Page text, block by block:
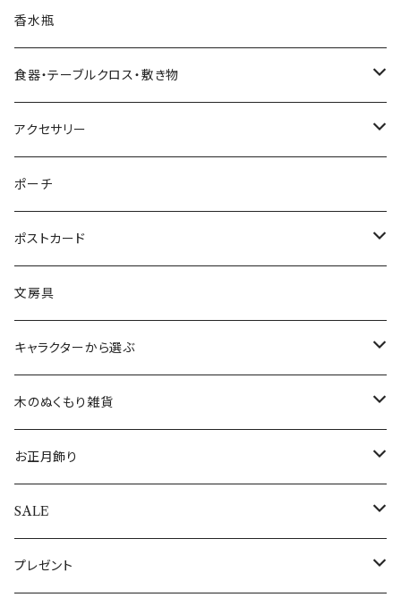
そのまま飾れるツリー
くるみ割り人形オーナメント
不思議の国のアリスオーナメント
すべてのオーナメント
クリスマスオブジェ・置物
スノードーム
スノードーム（LEDライト付き）
クリスマスリース
クリスマスミュージックオブジェ（音楽付きオブジェ）
オルゴールタイプ
ミュージックタイプ
クリスマスイルミネーションライト
オーナメントスタンド
くま雑貨
ウォールアート(壁飾り)
敷き物
キャンドル・キャンドルスタンド
キャンドル
キャンドルスタンド
ぬいぐるみ
トントゥドール
クリスマスカード
スマホスタンド
ウォールアート（壁飾り）
ジュエリースタンド
キャンドルスタンド
カードスタンド
LEDキャンドルライト
ワインホルダー
コースター
トレイ（トレー）
オーナメントスタンド
イルミネーションライト
チェコ
オランダ
ハワイ
ネパール
インドネシア
バリ
エジプト
フランス
インド
ギリシャ
日本
ドイツ
ピアス
腕時計
バッグ
ミニトートバッグ
スリッパ
すべてのファッション雑貨
イヤリング
香水瓶
食器・テーブルクロス・敷き物
カップ・ソーサー
お皿（プレート）
マグカップ
テーブルクロス
ランチョンマット
敷き物
すべての食器・テーブルクロス・敷き物
エッグホルダー
ミニカップ
アクセサリー
ピアス
イヤリング
腕時計
ブレスレット
ネックレス
指輪
全てのアクセサリー
ポーチ
ポストカード
バースデーカード
クリスマスカード
その他のポストカード
すべてのポストカード
文房具
キャラクターから選ぶ
ALOHAマプア
木のぬくもり雑貨
ぽれぽれ動物
ぽれぽれコモノ
クリスマスぽれぽれ動物
シロクマ親子
おとぎの森のくま
お正月飾り
置物・オブジェ
すべてのお正月飾り
SALE
アウトレット
プレゼント